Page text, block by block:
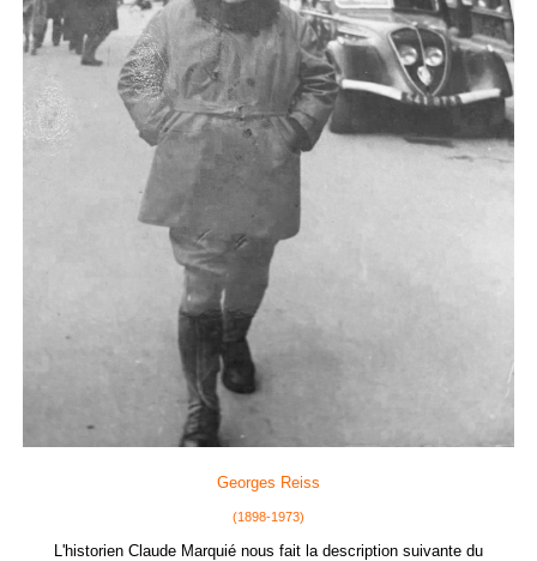
Georges Reiss
(1898-1973)
L'historien Claude Marquié nous fait la description suivante du